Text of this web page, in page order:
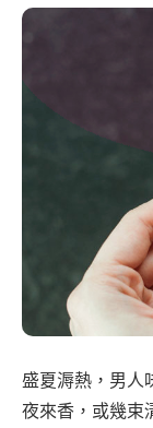
盛夏溽熱，男人
夜來香，或幾束